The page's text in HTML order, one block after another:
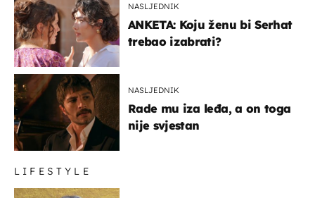
NASLJEDNIK
ANKETA: Koju ženu bi Serhat
trebao izabrati?
NASLJEDNIK
Rade mu iza leđa, a on toga
nije svjestan
LIFESTYLE